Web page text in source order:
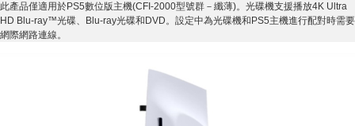
此產品僅適用於PS5數位版主機(CFI-2000型號群－纖薄)。光碟機支援播放4K Ultra
HD Blu-ray™光碟、Blu-ray光碟和DVD。設定中為光碟機和PS5主機進行配對時需要
網際網路連線。